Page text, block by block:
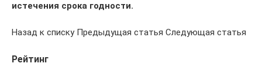
истечения срока годности.
Назад к списку Предыдущая статья Следующая статья
Рейтинг